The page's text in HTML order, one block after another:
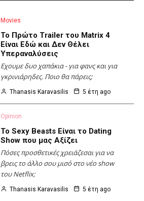
Movies
Το Πρώτο Trailer του Matrix 4
Είναι Εδώ και Δεν Θέλει
Υπεραναλύσεις
Εχουμε δυο χαπάκια - για φανς και για
γκρινιάρηδες. Ποιο θα πάρεις;
Thanasis Karavasilis 5 έτη ago
Opinion
Το Sexy Beasts Είναι το Dating
Show που μας Αξίζει
Πόσες προσθετικές χρειάζεσαι για να
βρεις το άλλο σου μισό στο νέο show
του Netflix;
Thanasis Karavasilis 5 έτη ago